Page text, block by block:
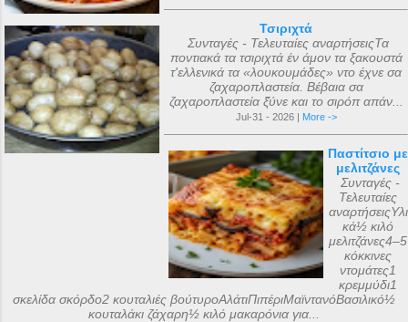
Τσιριχτά
Συνταγές - Τελευταίες αναρτήσειςΤα
ποντιακά τα τσιριχτά έν άμον τα ξακουστά
τ'ελλενικά τα «λουκουμάδες» ντο έχνε σα
ζαχαροπλαστεία. Βέβαια σα
ζαχαροπλαστεία ξ̌ύνε και το σιρόπ απάν...
Jul-31 - 2026 | More ->
Παστίτσιο με
μελιτζάνες
Συνταγές -
Τελευταίες
αναρτήσειςΥλι
κά½ κιλό
μελιτζάνες4–5
κόκκινες
ντομάτες1
κρεμμύδι1
σκελίδα σκόρδο2 κουταλιές βούτυροΑλάτιΠιπέριΜαϊντανόΒασιλικό½
κουταλάκι ζάχαρη½ κιλό μακαρόνια για...